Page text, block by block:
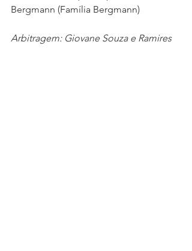
Bergmann (Família Bergmann)
Arbitragem: Giovane Souza e Ramires